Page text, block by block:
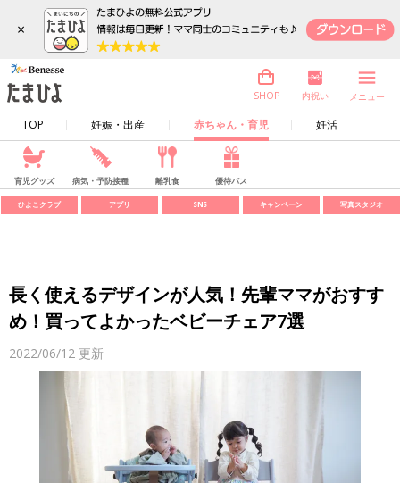
×
TOP 妊娠・出産 赤ちゃん・育児 妊活
SHOP 内祝い メニュー
育児グッズ 病気・予防接種 離乳食 優待パス
ひよこクラブ アプリ SNS キャンペーン 写真スタジオ
長く使えるデザインが人気！先輩ママがおすす
め！買ってよかったベビーチェア7選
2022/06/12 更新